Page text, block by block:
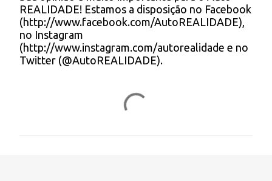
o
m
e
n
t
REALIDADE! Estamos a disposição no Facebook
(http://www.facebook.com/AutoREALIDADE),
no Instagram
(http://www.instagram.com/autorealidade e no
Twitter (@AutoREALIDADE).